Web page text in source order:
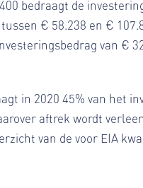
bedraagt de
€ 58.238 en €
van €
in 2020 45% van het
aftrek wordt
van de voor EIA